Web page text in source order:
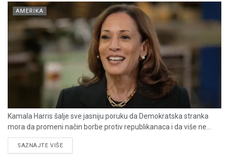
AMERIKA
Kamala Harris šalje sve jasniju poruku da Demokratska stranka
mora da promeni način borbe protiv republikanaca i da više ne...
SAZNAJTE VIŠEDETAILS